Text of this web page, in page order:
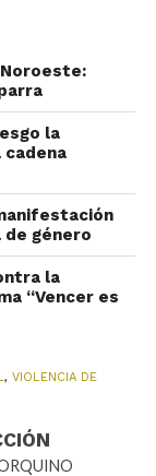
la
de género
la
“Vencer es
, VIOLENCIA DE